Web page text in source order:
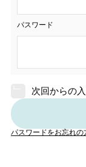
パスワード
次回からの
パスワードをお忘れの